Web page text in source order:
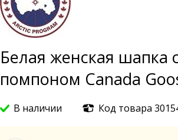
Белая женская шапка
помпоном Canada
В наличии Код товара